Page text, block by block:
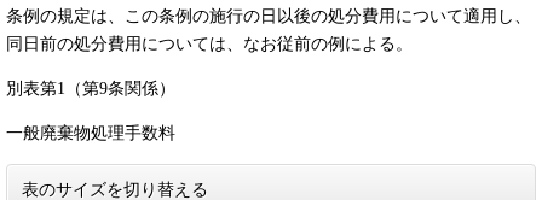
条例の規定は、この条例の施行の日以後の処分費用について適用し、
同日前の処分費用については、なお従前の例による。
別表第1（第9条関係）
一般廃棄物処理手数料
表のサイズを切り替える